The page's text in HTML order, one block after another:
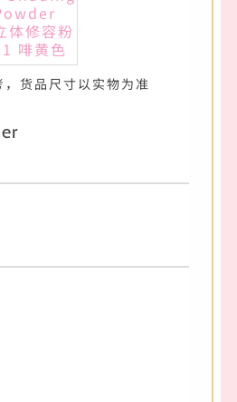
，货品尺寸以实物为准